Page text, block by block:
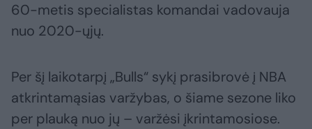
60-metis specialistas komandai vadovauja
nuo 2020-ųjų.
Per šį laikotarpį „Bulls“ sykį prasibrovė į NBA
atkrintamąsias varžybas, o šiame sezone liko
per plauką nuo jų – varžėsi įkrintamosiose.